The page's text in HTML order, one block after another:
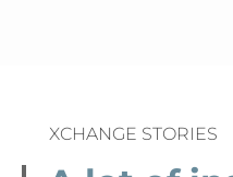
XCHANGE STORIES